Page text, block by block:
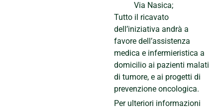
Via Nasica;
Tutto il ricavato
dell’iniziativa andrà a
favore dell’assistenza
medica e infermieristica a
domicilio ai pazienti malati
di tumore, e ai progetti di
prevenzione oncologica.
Per ulteriori informazioni